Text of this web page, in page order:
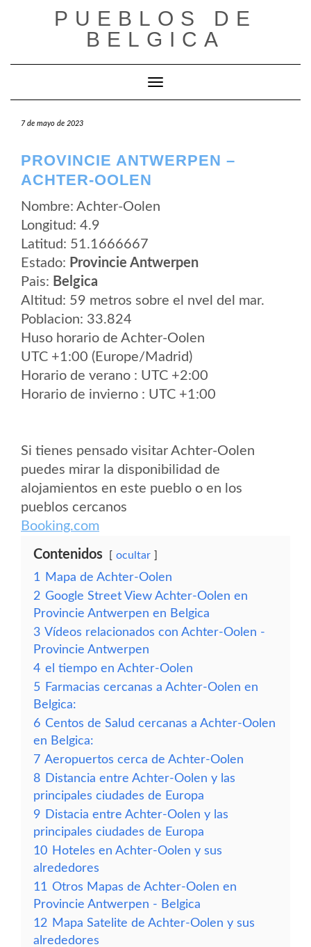
PUEBLOS DE
BELGICA
Cambiar modo de navegación
7 de mayo de 2023
PROVINCIE ANTWERPEN –
ACHTER-OOLEN
Nombre: Achter-Oolen
Longitud: 4.9
Latitud: 51.1666667
Estado: Provincie Antwerpen
Pais: Belgica
Altitud: 59 metros sobre el nvel del mar.
Poblacion: 33.824
Huso horario de Achter-Oolen
UTC +1:00 (Europe/Madrid)
Horario de verano : UTC +2:00
Horario de invierno : UTC +1:00
Si tienes pensado visitar Achter-Oolen
puedes mirar la disponibilidad de
alojamientos en este pueblo o en los
pueblos cercanos
Booking.com
Contenidos ocultar
1
Mapa de Achter-Oolen
2 Google Street View Achter-Oolen en
Provincie Antwerpen en Belgica
3 Vídeos relacionados con Achter-Oolen -
Provincie Antwerpen
4 el tiempo en Achter-Oolen
5 Farmacias cercanas a Achter-Oolen en
Belgica:
6 Centos de Salud cercanas a Achter-Oolen
en Belgica:
7 Aeropuertos cerca de Achter-Oolen
8 Distancia entre Achter-Oolen y las
principales ciudades de Europa
9 Distacia entre Achter-Oolen y las
principales ciudades de Europa
10 Hoteles en Achter-Oolen y sus
alrededores
11 Otros Mapas de Achter-Oolen en
Provincie Antwerpen - Belgica
12 Mapa Satelite de Achter-Oolen y sus
alrededores